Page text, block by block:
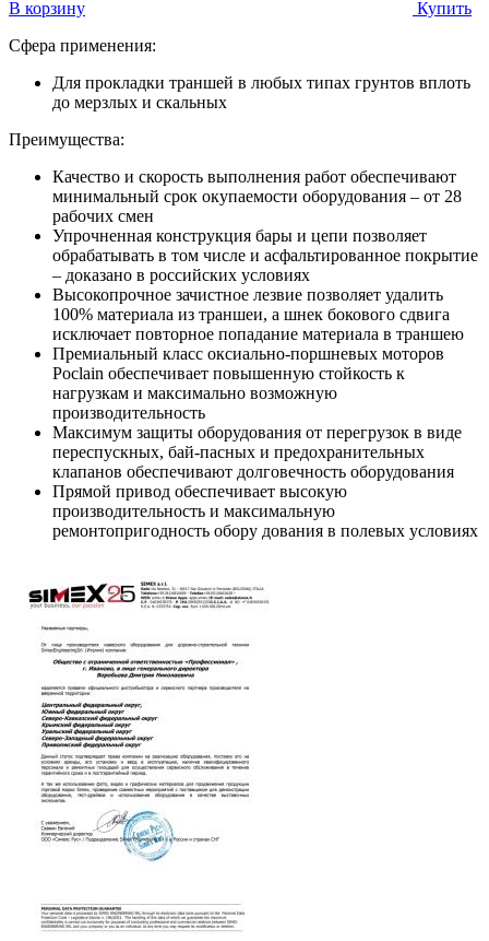
В корзину
Купить
Сфера применения:
Для прокладки траншей в любых типах грунтов вплоть
до мерзлых и скальных
Преимущества:
Качество и скорость выполнения работ обеспечивают
минимальный срок окупаемости оборудования – от 28
рабочих смен
Упрочненная конструкция бары и цепи позволяет
обрабатывать в том числе и асфальтированное покрытие
– доказано в российских условиях
Высокопрочное зачистное лезвие позволяет удалить
100% материала из траншеи, а шнек бокового сдвига
исключает повторное попадание материала в траншею
Премиальный класс оксиально-поршневых моторов
Poclain обеспечивает повышенную стойкость к
нагрузкам и максимально возможную
производительность
Максимум защиты оборудования от перегрузок в виде
переспускных, бай-пасных и предохранительных
клапанов обеспечивают долговечность оборудования
Прямой привод обеспечивает высокую
производительность и максимальную
ремонтопригодность обору дования в полевых условиях